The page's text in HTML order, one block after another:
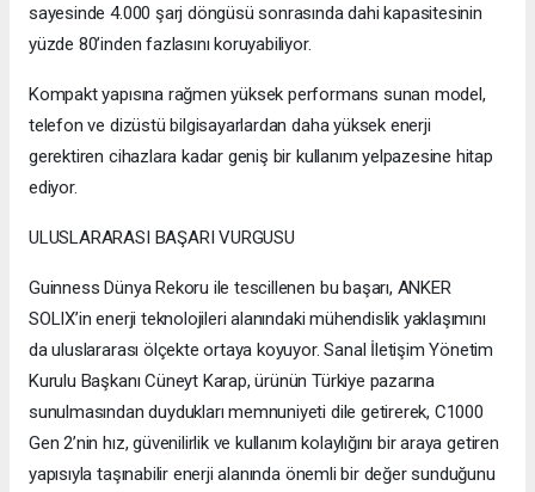
sayesinde 4.000 şarj döngüsü sonrasında dahi kapasitesinin
yüzde 80’inden fazlasını koruyabiliyor.
Kompakt yapısına rağmen yüksek performans sunan model,
telefon ve dizüstü bilgisayarlardan daha yüksek enerji
gerektiren cihazlara kadar geniş bir kullanım yelpazesine hitap
ediyor.
ULUSLARARASI BAŞARI VURGUSU
Guinness Dünya Rekoru ile tescillenen bu başarı, ANKER
SOLIX’in enerji teknolojileri alanındaki mühendislik yaklaşımını
da uluslararası ölçekte ortaya koyuyor. Sanal İletişim Yönetim
Kurulu Başkanı Cüneyt Karap, ürünün Türkiye pazarına
sunulmasından duydukları memnuniyeti dile getirerek, C1000
Gen 2’nin hız, güvenilirlik ve kullanım kolaylığını bir araya getiren
yapısıyla taşınabilir enerji alanında önemli bir değer sunduğunu